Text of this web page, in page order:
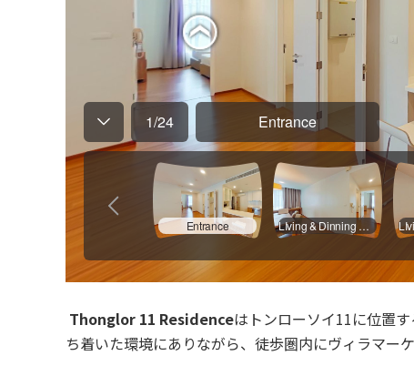
Thonglor 11 Residenceはトンローソイ11に位置
ち着いた環境にありながら、徒歩圏内にヴィラマー